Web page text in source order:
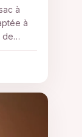
à
à
de
des